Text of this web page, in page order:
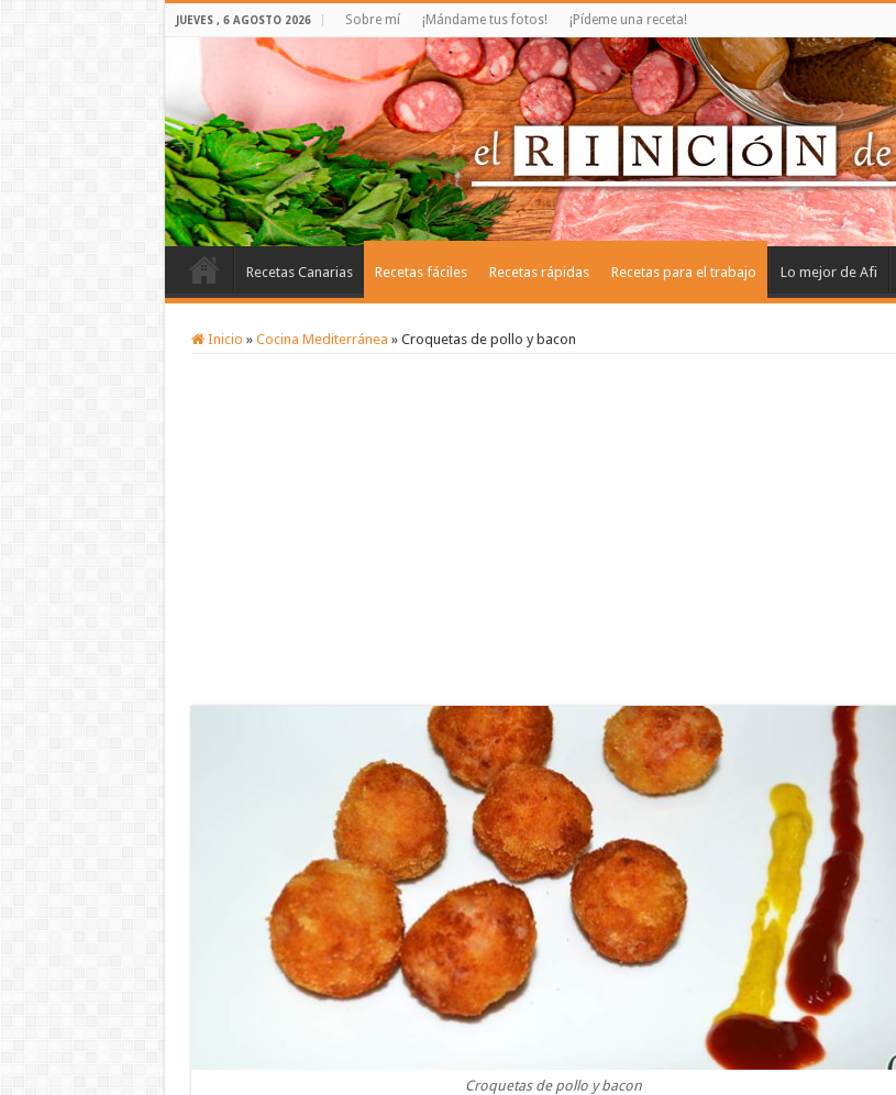
JUEVES , 6 AGOSTO 2026 Sobre mí ¡Mándame tus fotos! ¡Pídeme una receta!
Recetas Canarias Recetas fáciles Recetas rápidas Recetas para el trabajo Lo mejor de Afi
Inicio » Cocina Mediterránea » Croquetas de pollo y bacon
Croquetas de pollo y bacon